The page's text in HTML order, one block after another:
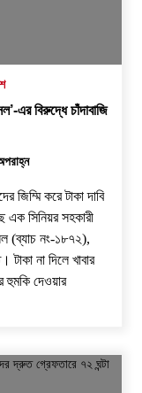
এর বিরুদ্ধে চাঁদাবাজি
জিম্মি করে টাকা দাবি
এক সিনিয়র সহকারী
(ব্যাচ নং-১৮৭২),
টাকা না দিলে খাবার
হুমকি দেওয়ার